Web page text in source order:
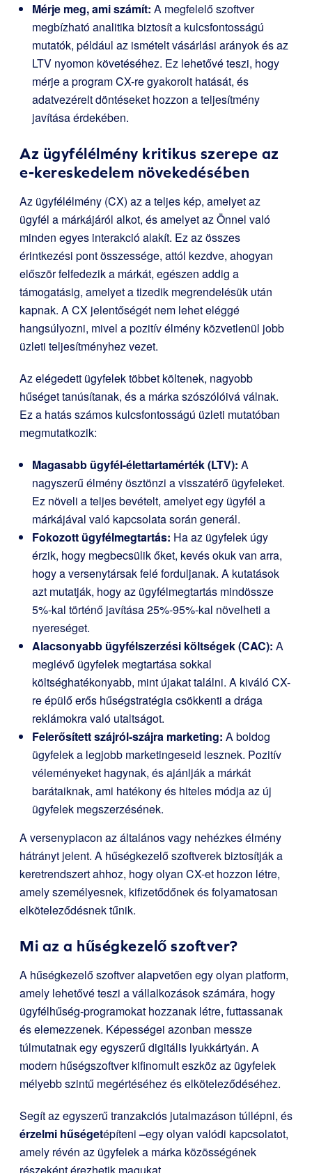
Mérje meg, ami számít: A megfelelő szoftver
megbízható analitika biztosít a kulcsfontosságú
mutatók, például az ismételt vásárlási arányok és az
LTV nyomon követéséhez. Ez lehetővé teszi, hogy
mérje a program CX-re gyakorolt hatását, és
adatvezérelt döntéseket hozzon a teljesítmény
javítása érdekében.
Az ügyfélélmény kritikus szerepe az
e-kereskedelem növekedésében
Az ügyfélélmény (CX) az a teljes kép, amelyet az
ügyfél a márkájáról alkot, és amelyet az Önnel való
minden egyes interakció alakít. Ez az összes
érintkezési pont összessége, attól kezdve, ahogyan
először felfedezik a márkát, egészen addig a
támogatásig, amelyet a tizedik megrendelésük után
kapnak. A CX jelentőségét nem lehet eléggé
hangsúlyozni, mivel a pozitív élmény közvetlenül jobb
üzleti teljesítményhez vezet.
Az elégedett ügyfelek többet költenek, nagyobb
hűséget tanúsítanak, és a márka szószólóivá válnak.
Ez a hatás számos kulcsfontosságú üzleti mutatóban
megmutatkozik:
Magasabb ügyfél-élettartamérték (LTV): A
nagyszerű élmény ösztönzi a visszatérő ügyfeleket.
Ez növeli a teljes bevételt, amelyet egy ügyfél a
márkájával való kapcsolata során generál.
Fokozott ügyfélmegtartás: Ha az ügyfelek úgy
érzik, hogy megbecsülik őket, kevés okuk van arra,
hogy a versenytársak felé forduljanak. A kutatások
azt mutatják, hogy az ügyfélmegtartás mindössze
5%-kal történő javítása 25%-95%-kal növelheti a
nyereséget.
Alacsonyabb ügyfélszerzési költségek (CAC): A
meglévő ügyfelek megtartása sokkal
költséghatékonyabb, mint újakat találni. A kiváló CX-
re épülő erős hűségstratégia csökkenti a drága
reklámokra való utaltságot.
Felerősített szájról-szájra marketing: A boldog
ügyfelek a legjobb marketingeseid lesznek. Pozitív
véleményeket hagynak, és ajánlják a márkát
barátaiknak, ami hatékony és hiteles módja az új
ügyfelek megszerzésének.
A versenypiacon az általános vagy nehézkes élmény
hátrányt jelent. A hűségkezelő szoftverek biztosítják a
keretrendszert ahhoz, hogy olyan CX-et hozzon létre,
amely személyesnek, kifizetődőnek és folyamatosan
elköteleződésnek tűnik.
Mi az a hűségkezelő szoftver?
A hűségkezelő szoftver alapvetően egy olyan platform,
amely lehetővé teszi a vállalkozások számára, hogy
ügyfélhűség-programokat hozzanak létre, futtassanak
és elemezzenek. Képességei azonban messze
túlmutatnak egy egyszerű digitális lyukkártyán. A
modern hűségszoftver kifinomult eszköz az ügyfelek
mélyebb szintű megértéséhez és elköteleződéséhez.
Segít az egyszerű tranzakciós jutalmazáson túllépni, és
érzelmi hűségetépíteni–egy olyan valódi kapcsolatot,
amely révén az ügyfelek a márka közösségének